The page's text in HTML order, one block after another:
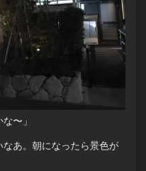
〜」
なあ。朝になったら景色が